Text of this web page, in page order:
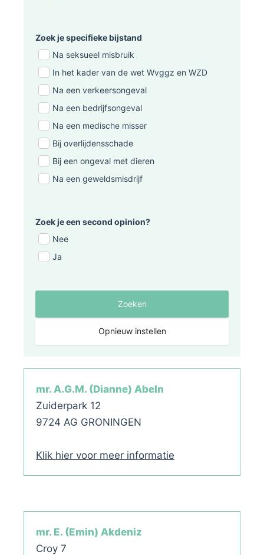
Zoek je specifieke bijstand
Na seksueel misbruik
In het kader van de wet Wvggz en WZD
Na een verkeersongeval
Na een bedrijfsongeval
Na een medische misser
Bij overlijdensschade
Bij een ongeval met dieren
Na een geweldsmisdrijf
Zoek je een second opinion?
Nee
Ja
Opnieuw instellen
mr. A.G.M. (Dianne) Abeln
Zuiderpark 12
9724 AG GRONINGEN
Klik hier voor meer informatie
mr. E. (Emin) Akdeniz
Croy 7